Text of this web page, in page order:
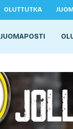
OLUTTUTKA
JUOMAPOSTI